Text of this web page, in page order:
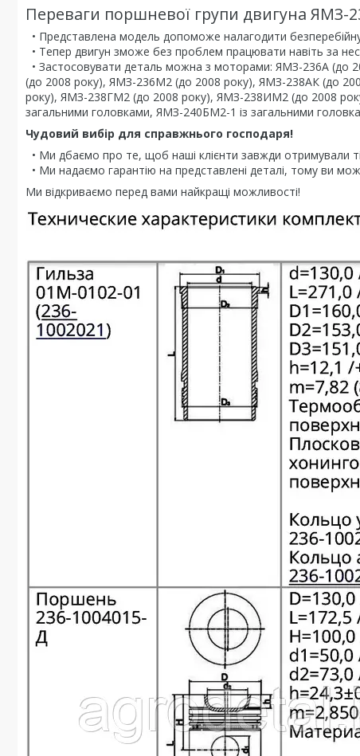
Переваги поршневої групи двигуна ЯМЗ-
• Представлена модель допоможе налагодити
• Тепер двигун зможе без проблем працювати навіть за
• Застосовувати деталь можна з моторами: ЯМЗ-236А
(до 2008 року), ЯМЗ-236М2 (до 2008 року), ЯМЗ-238АК (до
року), ЯМЗ-238ГМ2 (до 2008 року), ЯМЗ-238ИМ2 (до 2008
загальними головками, ЯМЗ-240БМ2-1 із загальними
Чудовий вибір для справжнього господаря!
• Ми дбаємо про те, щоб наші клієнти завжди отримували
• Ми надаємо гарантію на представлені деталі, тому ви
Ми відкриваємо перед вами найкращі можливості!